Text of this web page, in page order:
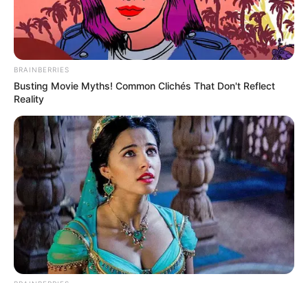
BRAINBERRIES
Busting Movie Myths! Common Clichés That Don't Reflect
Reality